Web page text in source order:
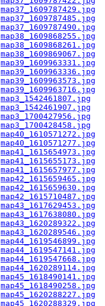
map37_1609787429.jpg
map37_1609787485.jpg
map37_1609787490.jpg
map38_1609868255.jpg
map38_1609868261.jpg
map38_1609869067.jpg
map39_1609963331.jpg
map39_1609963336.jpg
map39_1609963573.jpg
map39_1609963716.jpg
map3_1542461807.jpg
map3_1542461907.jpg
map3_1700427956.jpg
map3_1700428458.jpg
map40_1610571272.jpg
map40_1610571277.jpg
map41_1615654973.jpg
map41_1615655173.jpg
map41_1615657977.jpg
map42_1615659465.jpg
map42_1615659630.jpg
map42_1615710487.jpg
map43_1617629453.jpg
map43_1617638080.jpg
map43_1620289322.jpg
map43_1620289546.jpg
map44_1619546899.jpg
map44_1619547141.jpg
map44_1619547668.jpg
map44_1620289114.jpg
map45_1618490141.jpg
map45_1618490258.jpg
map45_1620288227.jpg
map45_1620288329.jpg